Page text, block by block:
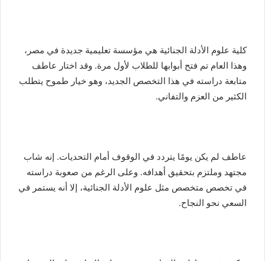
كلية علوم الأدلة الجنائية هي مؤسسة تعليمية جديدة في مصر،
وهذا العام تم فتح أبوابها للطلاب لأول مرة. وقد اختار عاطف
متابعة دراسته في هذا التخصص الجديد، وهو خيار طموح يتطلب
الكثير من العزم والتفاني.
عاطف لم يكن يومًا يتردد في الوقوف أمام التحديات. إنه شاب
مجتهد وملتزم بتحقيق أهدافه. وعلى الرغم من صعوبة دراسته
في تخصص متخصص مثل علوم الأدلة الجنائية، إلا أنه يستمر في
السعي نحو النجاح.